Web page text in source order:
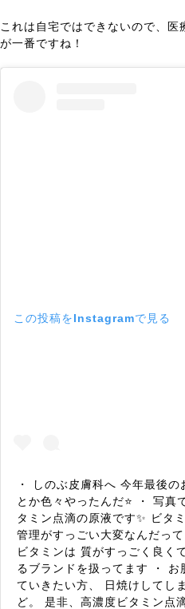
これは自宅ではできないので、
が一番ですね！
この投稿をInstagramで見る
・ しのぶ皮膚科へ 今年最後
とか色々やったんだ⭐️ ・ 写真
タミン点滴の原液です✨ ビタ
管理がすっごい大変なんだっ
ビタミンは 質がすっごく良く
るブランドを扱ってます ・ お
ていきたい方、 日焼けしてし
ど。 是非、高濃度ビタミン点